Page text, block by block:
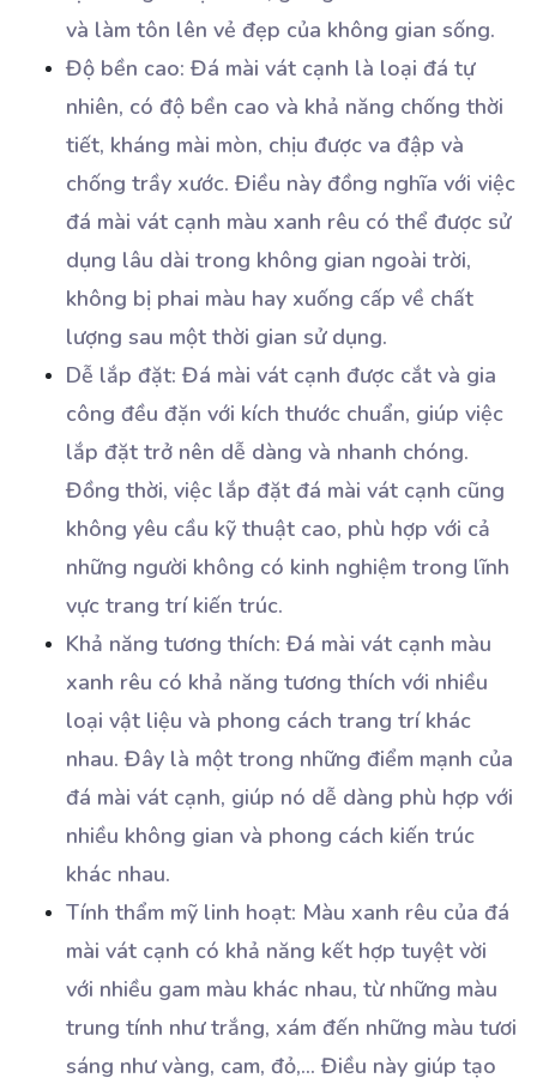
và làm tôn lên vẻ đẹp của không gian sống.
Độ bền cao: Đá mài vát cạnh là loại đá tự
nhiên, có độ bền cao và khả năng chống thời
tiết, kháng mài mòn, chịu được va đập và
chống trầy xước. Điều này đồng nghĩa với việc
đá mài vát cạnh màu xanh rêu có thể được sử
dụng lâu dài trong không gian ngoài trời,
không bị phai màu hay xuống cấp về chất
lượng sau một thời gian sử dụng.
Dễ lắp đặt: Đá mài vát cạnh được cắt và gia
công đều đặn với kích thước chuẩn, giúp việc
lắp đặt trở nên dễ dàng và nhanh chóng.
Đồng thời, việc lắp đặt đá mài vát cạnh cũng
không yêu cầu kỹ thuật cao, phù hợp với cả
những người không có kinh nghiệm trong lĩnh
vực trang trí kiến trúc.
Khả năng tương thích: Đá mài vát cạnh màu
xanh rêu có khả năng tương thích với nhiều
loại vật liệu và phong cách trang trí khác
nhau. Đây là một trong những điểm mạnh của
đá mài vát cạnh, giúp nó dễ dàng phù hợp với
nhiều không gian và phong cách kiến trúc
khác nhau.
Tính thẩm mỹ linh hoạt: Màu xanh rêu của đá
mài vát cạnh có khả năng kết hợp tuyệt vời
với nhiều gam màu khác nhau, từ những màu
trung tính như trắng, xám đến những màu tươi
sáng như vàng, cam, đỏ,… Điều này giúp tạo